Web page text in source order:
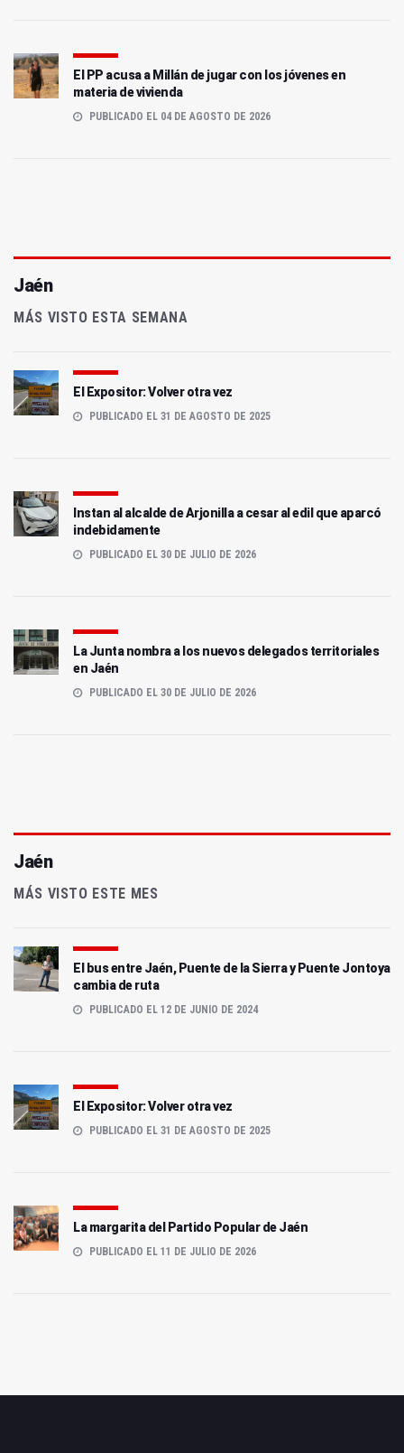
El PP acusa a Millán de jugar con los jóvenes en
materia de vivienda
PUBLICADO EL 04 DE AGOSTO DE 2026
Jaén
MÁS VISTO ESTA SEMANA
El Expositor: Volver otra vez
PUBLICADO EL 31 DE AGOSTO DE 2025
Instan al alcalde de Arjonilla a cesar al edil que aparcó
indebidamente
PUBLICADO EL 30 DE JULIO DE 2026
La Junta nombra a los nuevos delegados territoriales
en Jaén
PUBLICADO EL 30 DE JULIO DE 2026
Jaén
MÁS VISTO ESTE MES
El bus entre Jaén, Puente de la Sierra y Puente Jontoya
cambia de ruta
PUBLICADO EL 12 DE JUNIO DE 2024
El Expositor: Volver otra vez
PUBLICADO EL 31 DE AGOSTO DE 2025
La margarita del Partido Popular de Jaén
PUBLICADO EL 11 DE JULIO DE 2026